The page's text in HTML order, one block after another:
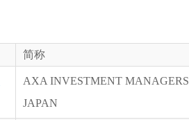
简称
AXA INVESTMENT MANAGERS
JAPAN